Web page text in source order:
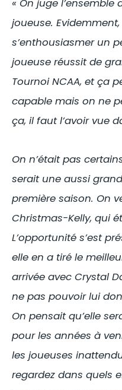
joueuse.
s’enthousiasmer un
joueuse réussit de
Tournoi NCAA, et ça
capable mais on ne
ça, il faut l’avoir vue
On n’était pas
serait une aussi
première saison. On
Christmas-Kelly, qui
L’opportunité s’est
elle en a tiré le
arrivée avec Crystal
ne pas pouvoir lui
On pensait qu’elle
pour les années à
les joueuses
regardez dans quels